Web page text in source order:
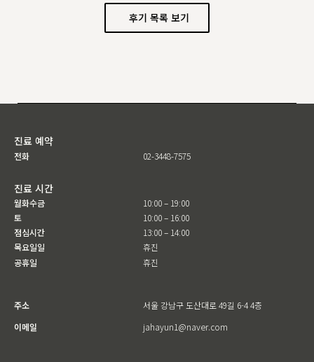
후기 목록 보기
진료 예약
전화 02-3448-7575
진료 시간
월화수금
토
점심시간
목요일일
공휴일
10:00 – 19:00
10:00 – 16:00
13:00 – 14:00
휴진
휴진
주소
서울 강남구 도산대로 49길 6-4 4층
이메일
jahayun1@naver.com